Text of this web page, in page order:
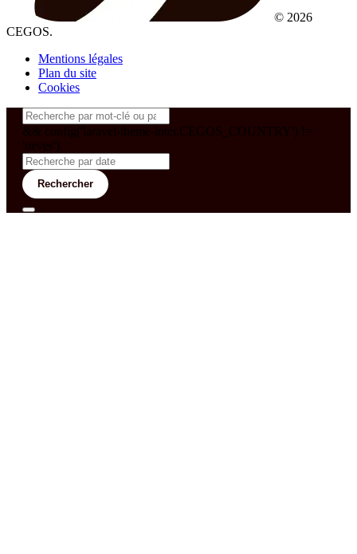
© 2026
CEGOS.
Mentions légales
Plan du site
Cookies
&& config('laravel-theme-inter.CEGOS_COUNTRY') !=
'neves')
Rechercher